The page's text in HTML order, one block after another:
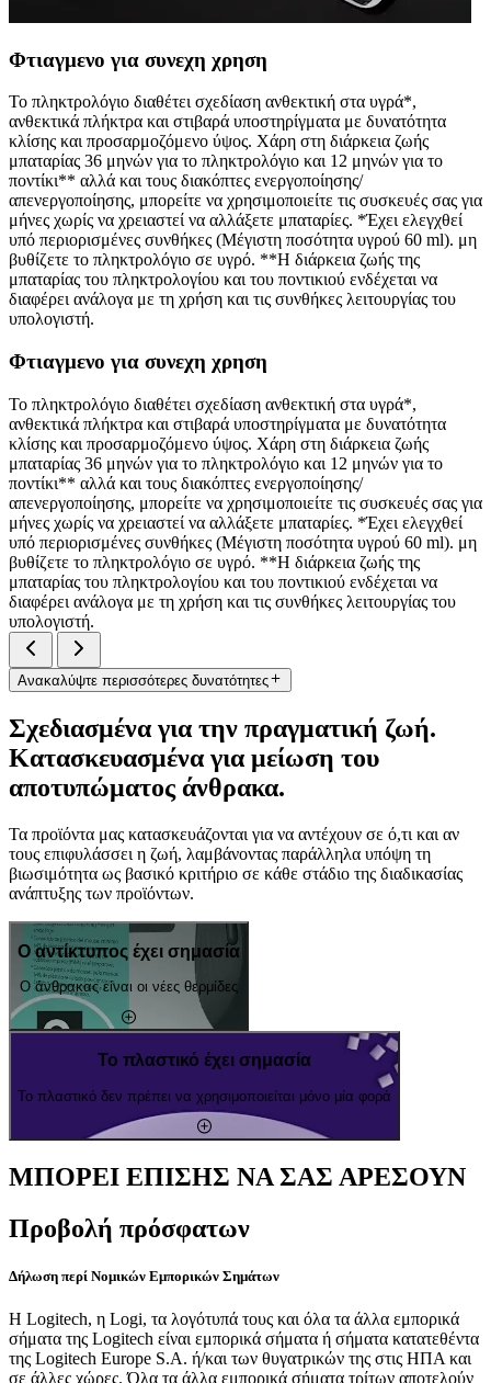
Φτιαγμενο για συνεχη χρηση
Το πληκτρολόγιο διαθέτει σχεδίαση ανθεκτική στα υγρά*,
ανθεκτικά πλήκτρα και στιβαρά υποστηρίγματα με δυνατότητα
κλίσης και προσαρμοζόμενο ύψος. Χάρη στη διάρκεια ζωής
μπαταρίας 36 μηνών για το πληκτρολόγιο και 12 μηνών για το
ποντίκι** αλλά και τους διακόπτες ενεργοποίησης/
απενεργοποίησης, μπορείτε να χρησιμοποιείτε τις συσκευές σας για
μήνες χωρίς να χρειαστεί να αλλάξετε μπαταρίες. *Έχει ελεγχθεί
υπό περιορισμένες συνθήκες (Μέγιστη ποσότητα υγρού 60 ml). μη
βυθίζετε το πληκτρολόγιο σε υγρό. **Η διάρκεια ζωής της
μπαταρίας του πληκτρολογίου και του ποντικιού ενδέχεται να
διαφέρει ανάλογα με τη χρήση και τις συνθήκες λειτουργίας του
υπολογιστή.
Φτιαγμενο για συνεχη χρηση
Το πληκτρολόγιο διαθέτει σχεδίαση ανθεκτική στα υγρά*,
ανθεκτικά πλήκτρα και στιβαρά υποστηρίγματα με δυνατότητα
κλίσης και προσαρμοζόμενο ύψος. Χάρη στη διάρκεια ζωής
μπαταρίας 36 μηνών για το πληκτρολόγιο και 12 μηνών για το
ποντίκι** αλλά και τους διακόπτες ενεργοποίησης/
απενεργοποίησης, μπορείτε να χρησιμοποιείτε τις συσκευές σας για
μήνες χωρίς να χρειαστεί να αλλάξετε μπαταρίες. *Έχει ελεγχθεί
υπό περιορισμένες συνθήκες (Μέγιστη ποσότητα υγρού 60 ml). μη
βυθίζετε το πληκτρολόγιο σε υγρό. **Η διάρκεια ζωής της
μπαταρίας του πληκτρολογίου και του ποντικιού ενδέχεται να
διαφέρει ανάλογα με τη χρήση και τις συνθήκες λειτουργίας του
υπολογιστή.
Ανακαλύψτε περισσότερες δυνατότητες
Σχεδιασμένα για την πραγματική ζωή.
Κατασκευασμένα για μείωση του
αποτυπώματος άνθρακα.
Τα προϊόντα μας κατασκευάζονται για να αντέχουν σε ό,τι και αν
τους επιφυλάσσει η ζωή, λαμβάνοντας παράλληλα υπόψη τη
βιωσιμότητα ως βασικό κριτήριο σε κάθε στάδιο της διαδικασίας
ανάπτυξης των προϊόντων.
Ο αντίκτυπος έχει σημασία
Ο άνθρακας είναι οι νέες θερμίδες
Το πλαστικό έχει σημασία
Το πλαστικό δεν πρέπει να χρησιμοποιείται μόνο μία φορά
ΜΠΟΡΕΙ ΕΠΙΣΗΣ ΝΑ ΣΑΣ ΑΡΕΣΟΥΝ
Προβολή πρόσφατων
Δήλωση περί Νομικών Εμπορικών Σημάτων
Η Logitech, η Logi, τα λογότυπά τους και όλα τα άλλα εμπορικά
σήματα της Logitech είναι εμπορικά σήματα ή σήματα κατατεθέντα
της Logitech Europe S.A. ή/και των θυγατρικών της στις ΗΠΑ και
σε άλλες χώρες. Όλα τα άλλα εμπορικά σήματα τρίτων αποτελούν